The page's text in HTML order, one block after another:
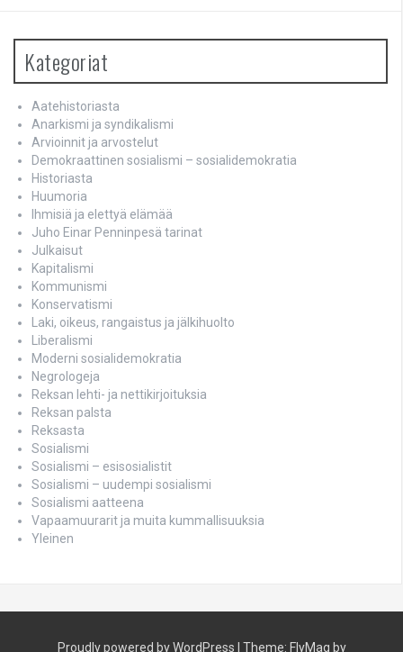
Kategoriat
Aatehistoriasta
Anarkismi ja syndikalismi
Arvioinnit ja arvostelut
Demokraattinen sosialismi – sosialidemokratia
Historiasta
Huumoria
Ihmisiä ja elettyä elämää
Juho Einar Penninpesä tarinat
Julkaisut
Kapitalismi
Kommunismi
Konservatismi
Laki, oikeus, rangaistus ja jälkihuolto
Liberalismi
Moderni sosialidemokratia
Negrologeja
Reksan lehti- ja nettikirjoituksia
Reksan palsta
Reksasta
Sosialismi
Sosialismi – esisosialistit
Sosialismi – uudempi sosialismi
Sosialismi aatteena
Vapaamuurarit ja muita kummallisuuksia
Yleinen
Proudly powered by WordPress | Theme: FlyMag by